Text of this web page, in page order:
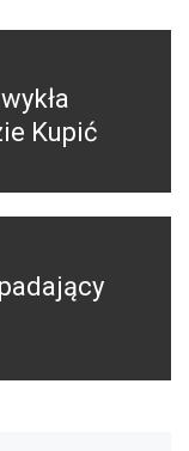
Kupić